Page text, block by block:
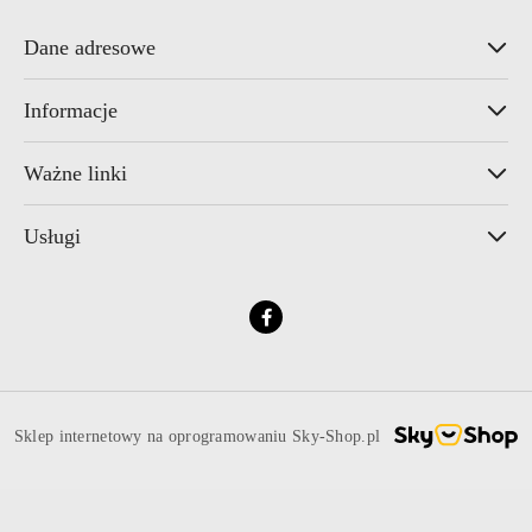
Dane adresowe
Informacje
Ważne linki
Usługi
Sklep internetowy na oprogramowaniu Sky-Shop.pl